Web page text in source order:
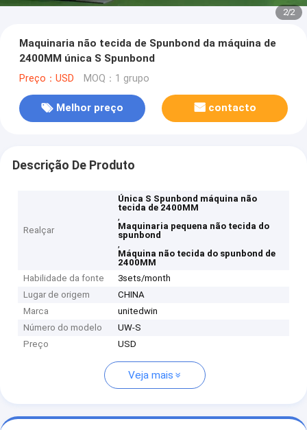
2/2
Maquinaria não tecida de Spunbond da máquina de
2400MM única S Spunbond
Preço：USD MOQ：1 grupo
Melhor preço contacto
Descrição De Produto
Realçar
Única S Spunbond máquina não
tecida de 2400MM
,
Maquinaria pequena não tecida do
spunbond
,
Máquina não tecida do spunbond de
2400MM
Habilidade da fonte
3sets/month
Lugar de origem
CHINA
Marca
unitedwin
Número do modelo
UW-S
Preço
USD
Veja mais